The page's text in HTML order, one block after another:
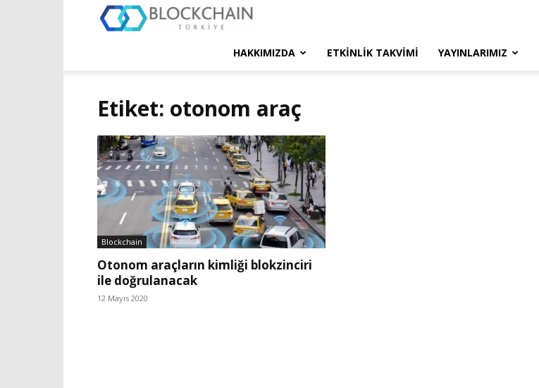
Türkiye
HAKKIMIZDA ETKINLIK TAKVIMI YAYINLARIMIZ
Etiket: otonom araç
Blockchain
Otonom araçların kimliği blokzinciri
ile doğrulanacak
12 Mayıs 2020